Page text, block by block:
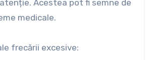
Acestea pot fi semne de
medicale.
frecării excesive: